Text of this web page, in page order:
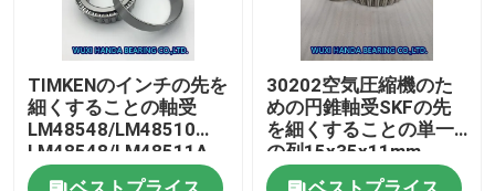
プロダクト
私達について
TIMKENのインチの先を
細くすることの軸受
LM48548/LM48510
LM48548/LM48511A
30202空気圧縮機のた
めの円錐軸受SKFの先
を細くすることの単一
の列15x35x11mm